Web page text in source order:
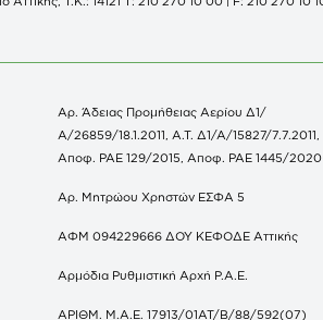
Αρ. Άδειας Προμήθειας Αερίου Δ1/
Α/26859/18.1.2011, Α.Τ. Δ1/Α/15827/7.7.2011,
Αποφ. ΡΑΕ 129/2015, Αποφ. ΡΑΕ 1445/2020
Αρ. Μητρώου Χρηστών ΕΣΦΑ 5
ΑΦΜ 094229666 ΔΟΥ ΚΕΦΟΔΕ Αττικής
Αρμόδια Ρυθμιστική Αρχή Ρ.Α.Ε.
ΑΡΙΘΜ. Μ.Α.Ε. 17913/01ΑΤ/Β/88/592(07)